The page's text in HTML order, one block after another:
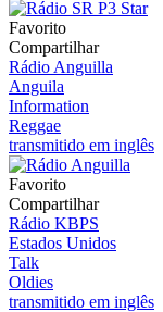
Favorito
Compartilhar
Rádio Anguilla
Anguila
Information
Reggae
transmitido em inglês
Favorito
Compartilhar
Rádio KBPS
Estados Unidos
Talk
Oldies
transmitido em inglês